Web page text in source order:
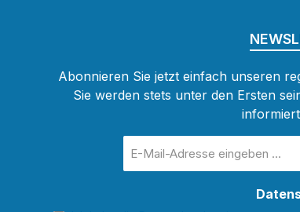
Abonnieren Sie jetzt einfach unseren
Sie werden stets unter den Ersten
Mail-